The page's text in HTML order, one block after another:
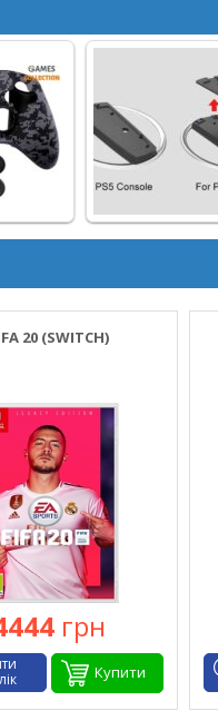
20 (SWITCH)
грн
Купити